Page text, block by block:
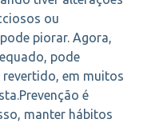
ou
piorar. Agora,
pode
revertido, em muitos
é
manter hábitos